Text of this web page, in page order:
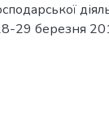
29 березня